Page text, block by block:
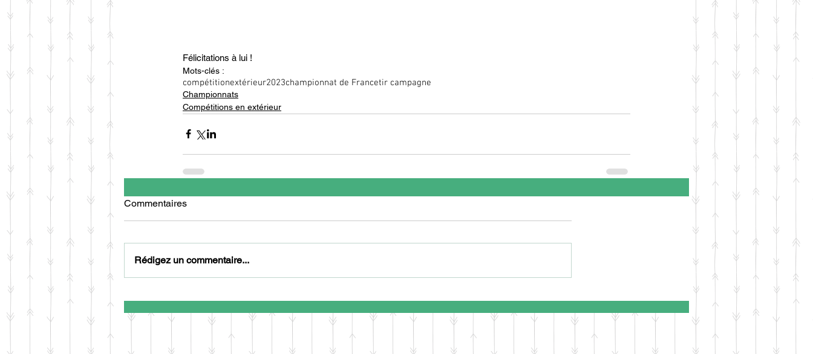
Félicitations à lui !
Mots-clés :
compétitionextérieur2023championnat de Francetir campagne
Championnats
Compétitions en extérieur
Commentaires
Rédigez un commentaire...